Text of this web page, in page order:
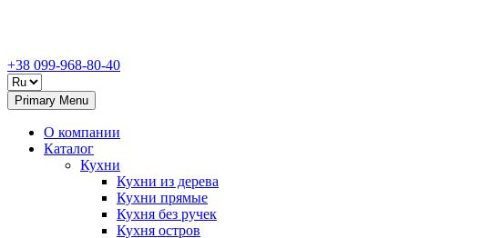
+38 099-968-80-40
Primary Menu
О компании
Каталог
Кухни
Кухни из дерева
Кухни прямые
Кухня без ручек
Кухня остров